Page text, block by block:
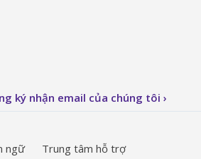
ký nhận email của chúng tôi
ngữ
Trung tâm hỗ trợ